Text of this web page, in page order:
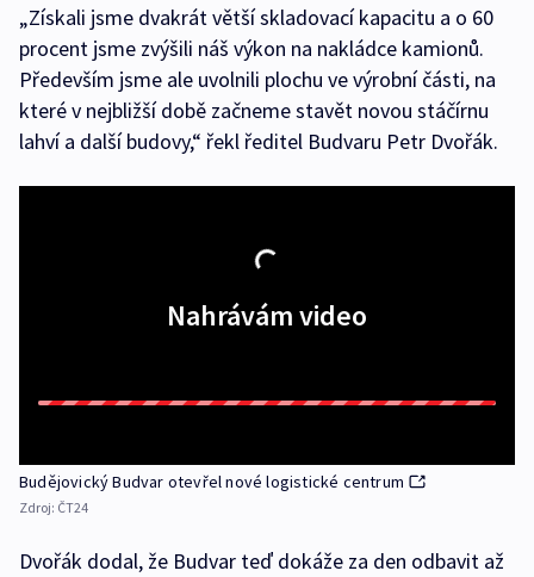
„Získali jsme dvakrát větší skladovací kapacitu a o 60
procent jsme zvýšili náš výkon na nakládce kamionů.
Především jsme ale uvolnili plochu ve výrobní části, na
které v nejbližší době začneme stavět novou stáčírnu
lahví a další budovy,“ řekl ředitel Budvaru Petr Dvořák.
Nahrávám video
Budějovický Budvar otevřel nové logistické centrum
Zdroj: ČT24
Dvořák dodal, že Budvar teď dokáže za den odbavit až